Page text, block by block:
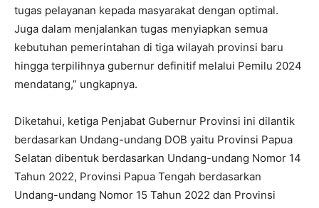
tugas pelayanan kepada masyarakat dengan optimal.
Juga dalam menjalankan tugas menyiapkan semua
kebutuhan pemerintahan di tiga wilayah provinsi baru
hingga terpilihnya gubernur definitif melalui Pemilu 2024
mendatang,” ungkapnya.
Diketahui, ketiga Penjabat Gubernur Provinsi ini dilantik
berdasarkan Undang-undang DOB yaitu Provinsi Papua
Selatan dibentuk berdasarkan Undang-undang Nomor 14
Tahun 2022, Provinsi Papua Tengah berdasarkan
Undang-undang Nomor 15 Tahun 2022 dan Provinsi